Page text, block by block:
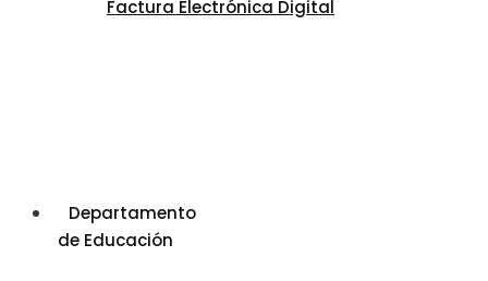
Factura Electrónica Digital
Departamento
de Educación